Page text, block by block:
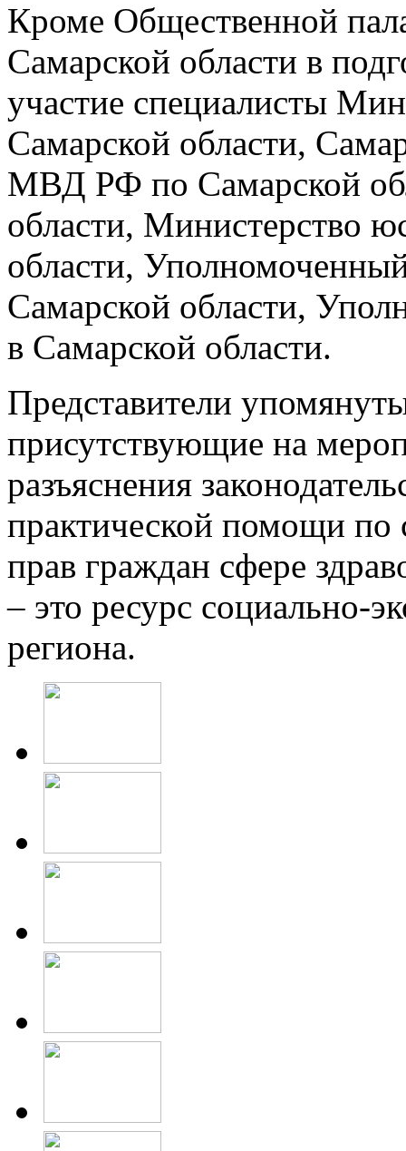
Кроме Общественной
Самарской области в
участие специалисты
Самарской области,
МВД РФ по Самарской
области, Министерство
области,
Самарской области,
в Самарской области.
Представители
присутствующие на
разъяснения
практической помощи
прав граждан сфере
– это ресурс социально-
региона.